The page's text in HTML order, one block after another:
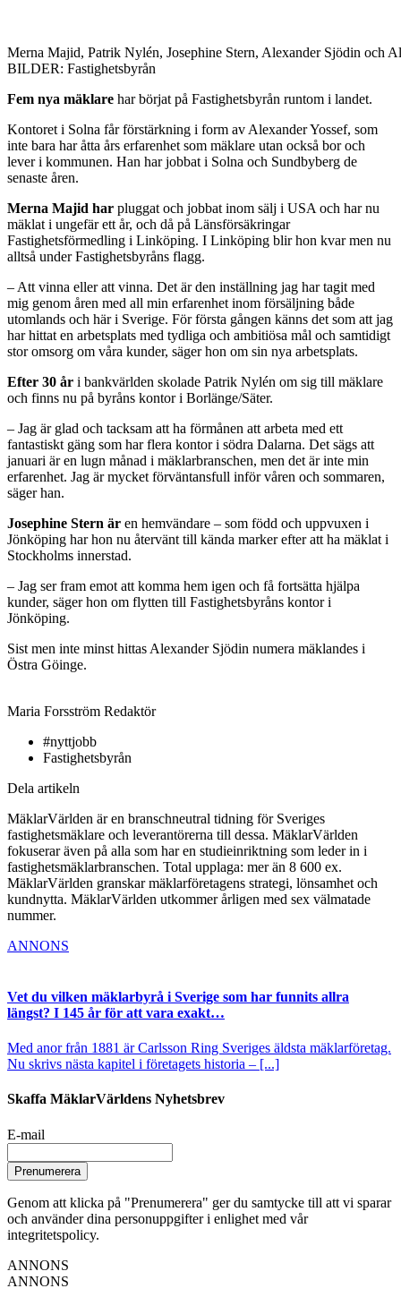
Merna Majid, Patrik Nylén, Josephine Stern, Alexander Sjödin och
BILDER: Fastighetsbyrån
Fem nya mäklare har börjat på Fastighetsbyrån runtom i landet.
Kontoret i Solna får förstärkning i form av Alexander Yossef, som
inte bara har åtta års erfarenhet som mäklare utan också bor och
lever i kommunen. Han har jobbat i Solna och Sundbyberg de
senaste åren.
Merna Majid har pluggat och jobbat inom sälj i USA och har nu
mäklat i ungefär ett år, och då på Länsförsäkringar
Fastighetsförmedling i Linköping. I Linköping blir hon kvar men nu
alltså under Fastighetsbyråns flagg.
– Att vinna eller att vinna. Det är den inställning jag har tagit med
mig genom åren med all min erfarenhet inom försäljning både
utomlands och här i Sverige. För första gången känns det som att jag
har hittat en arbetsplats med tydliga och ambitiösa mål och samtidigt
stor omsorg om våra kunder, säger hon om sin nya arbetsplats.
Efter 30 år i bankvärlden skolade Patrik Nylén om sig till mäklare
och finns nu på byråns kontor i Borlänge/Säter.
– Jag är glad och tacksam att ha förmånen att arbeta med ett
fantastiskt gäng som har flera kontor i södra Dalarna. Det sägs att
januari är en lugn månad i mäklarbranschen, men det är inte min
erfarenhet. Jag är mycket förväntansfull inför våren och sommaren,
säger han.
Josephine Stern är en hemvändare – som född och uppvuxen i
Jönköping har hon nu återvänt till kända marker efter att ha mäklat i
Stockholms innerstad.
– Jag ser fram emot att komma hem igen och få fortsätta hjälpa
kunder, säger hon om flytten till Fastighetsbyråns kontor i
Jönköping.
Sist men inte minst hittas Alexander Sjödin numera mäklandes i
Östra Göinge.
Maria Forsström Redaktör
#nyttjobb
Fastighetsbyrån
Dela artikeln
MäklarVärlden är en branschneutral tidning för Sveriges
fastighetsmäklare och leverantörerna till dessa. MäklarVärlden
fokuserar även på alla som har en studieinriktning som leder in i
fastighetsmäklarbranschen. Total upplaga: mer än 8 600 ex.
MäklarVärlden granskar mäklarföretagens strategi, lönsamhet och
kundnytta. MäklarVärlden utkommer årligen med sex välmatade
nummer.
ANNONS
Vet du vilken mäklarbyrå i Sverige som har funnits allra
längst? I 145 år för att vara exakt…
Med anor från 1881 är Carlsson Ring Sveriges äldsta mäklarföretag.
Nu skrivs nästa kapitel i företagets historia – [...]
Skaffa MäklarVärldens Nyhetsbrev
E-mail
Prenumerera
Genom att klicka på "Prenumerera" ger du samtycke till att vi sparar
och använder dina personuppgifter i enlighet med vår
integritetspolicy.
ANNONS
ANNONS